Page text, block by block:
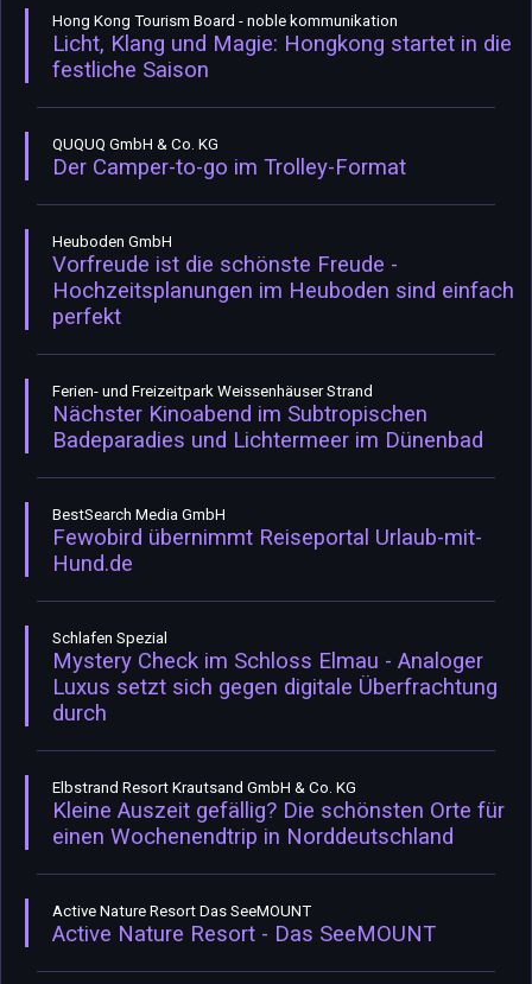
Hong Kong Tourism Board - noble kommunikation
Licht, Klang und Magie: Hongkong startet in die
festliche Saison
QUQUQ GmbH & Co. KG
Der Camper-to-go im Trolley-Format
Heuboden GmbH
Vorfreude ist die schönste Freude -
Hochzeitsplanungen im Heuboden sind einfach
perfekt
Ferien- und Freizeitpark Weissenhäuser Strand
Nächster Kinoabend im Subtropischen
Badeparadies und Lichtermeer im Dünenbad
BestSearch Media GmbH
Fewobird übernimmt Reiseportal Urlaub-mit-
Hund.de
Schlafen Spezial
Mystery Check im Schloss Elmau - Analoger
Luxus setzt sich gegen digitale Überfrachtung
durch
Elbstrand Resort Krautsand GmbH & Co. KG
Kleine Auszeit gefällig? Die schönsten Orte für
einen Wochenendtrip in Norddeutschland
Active Nature Resort Das SeeMOUNT
Active Nature Resort - Das SeeMOUNT